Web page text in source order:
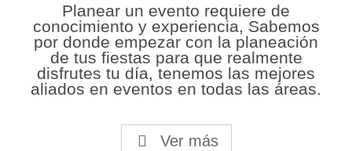
Planear un evento requiere de
conocimiento y experiencia, Sabemos
por donde empezar con la planeación
de tus fiestas para que realmente
disfrutes tu día, tenemos las mejores
aliados en eventos en todas las áreas.
Ver más